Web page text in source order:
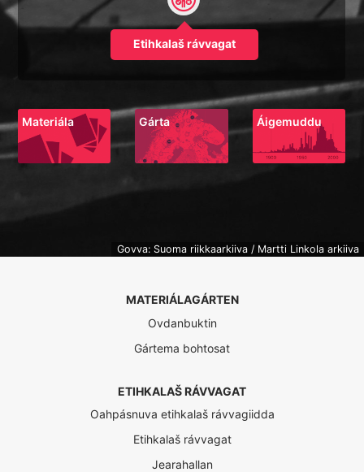
Etihkalaš rávvagat
Materiála Gárta Áigemuddu
Govva: Suoma riikkaarkiiva / Martti Linkola arkiiva
MATERIÁLAGÁRTEN
Ovdanbuktin
Gártema bohtosat
ETIHKALAŠ RÁVVAGAT
Oahpásnuva etihkalaš rávvagiidda
Etihkalaš rávvagat
Jearahallan